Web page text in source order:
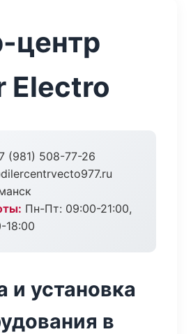
центр
Electro
(981) 508-77-26
Пн-Пт: 09:00-21:00,
18:00
установка
в